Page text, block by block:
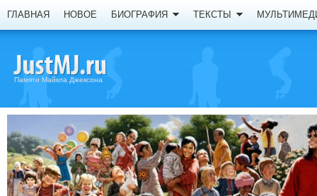
ГЛАВНАЯ НОВОЕ БИОГРАФИЯ ТЕКСТЫ
Памяти Майкла Джексона